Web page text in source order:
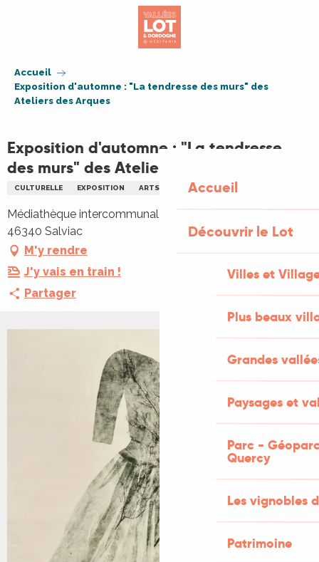
Accueil
Découvrir le Lot
Villes et
Plus beaux
Grandes
Paysages et
Parc -
Quercy
Les vignobles
Patrimoine
Accueil
Exposition d'automne : "La tendresse des murs" des
Ateliers des Arques
Exposition d'automne : "La tendresse
des murs" des Ateliers des Arques
CULTURELLE EXPOSITION ARTS PEINTURE PHOTOGRAPHIE
Médiathèque intercommunale, 2 place Marie Sudres,
46340 Salviac
M'y rendre
J'y vais en train !
Partager